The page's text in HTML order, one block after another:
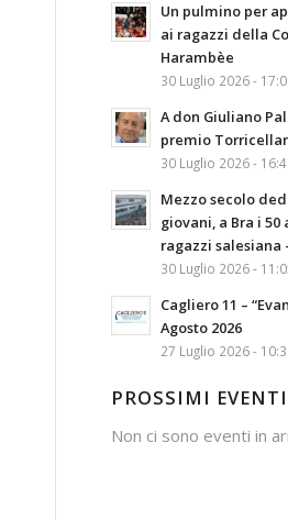
Un pulmino per
ai ragazzi della
Harambèe
30 Luglio 2026 -
A don Giuliano
premio
30 Luglio 2026 -
Mezzo secolo
giovani, a Bra i 50
ragazzi salesiana
30 Luglio 2026 -
Cagliero 11 –
Agosto 2026
27 Luglio 2026 -
PROSSIMI EVENTI
Non ci sono eventi in